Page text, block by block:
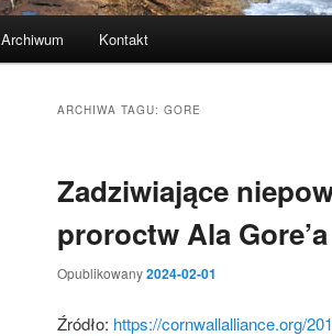
Archiwum Kontakt
ARCHIWA TAGU: GORE
Zadziwiające
proroctw Ala Gore’a
Opublikowany2024-02-01
Źródło: https://cornwallalliance.org/